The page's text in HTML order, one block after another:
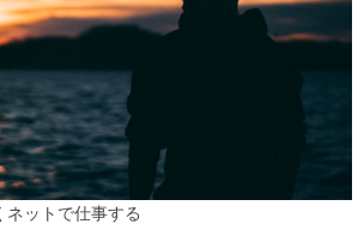
ネットで仕事する